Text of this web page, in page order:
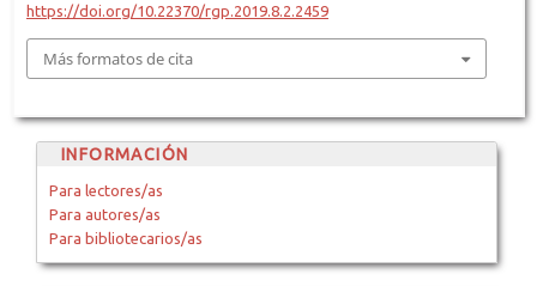
https://doi.org/10.22370/rgp.2019.8.2.2459
Más formatos de cita
INFORMACIÓN
Para lectores/as
Para autores/as
Para bibliotecarios/as